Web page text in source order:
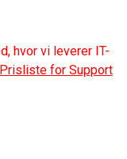
hvor vi leverer IT-
Prisliste for Support